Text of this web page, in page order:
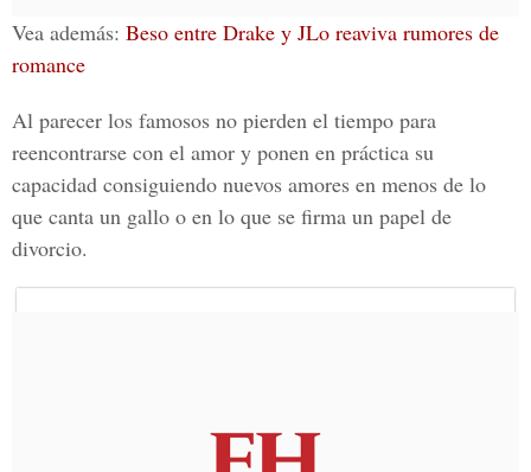
Vea además: Beso entre Drake y JLo reaviva rumores de
romance
Al parecer los famosos no pierden el tiempo para
reencontrarse con el amor y ponen en práctica su
capacidad consiguiendo nuevos amores en menos de lo
que canta un gallo o en lo que se firma un papel de
divorcio.